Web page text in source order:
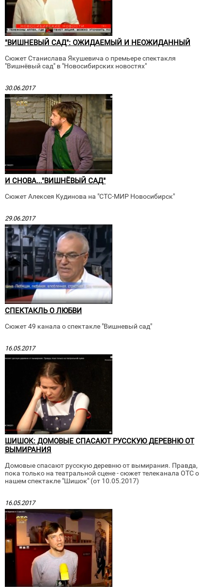
"ВИШНЕВЫЙ САД": ОЖИДАЕМЫЙ И НЕОЖИДАННЫЙ
Сюжет Станислава Якушевича о премьере спектакля
"Вишнёвый сад" в "Новосибирских новостях"
30.06.2017
И СНОВА..."ВИШНЁВЫЙ САД"
Сюжет Алексея Кудинова на "СТС-МИР Новосибирск"
29.06.2017
СПЕКТАКЛЬ О ЛЮБВИ
Сюжет 49 канала о спектакле "Вишневый сад"
16.05.2017
ШИШОК: ДОМОВЫЕ СПАСАЮТ РУССКУЮ ДЕРЕВНЮ ОТ
ВЫМИРАНИЯ
Домовые спасают русскую деревню от вымирания. Правда,
пока только на театральной сцене - сюжет телеканала ОТС о
нашем спектакле "Шишок" (от 10.05.2017)
16.05.2017